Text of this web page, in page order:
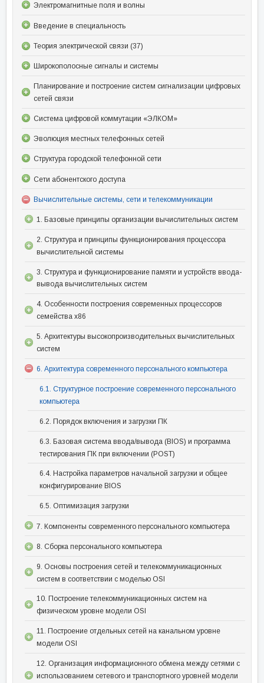
Электромагнитные поля и волны
Введение в специальность
Теория электрической связи (37)
Широкополосные сигналы и системы
Планирование и построение систем сигнализации цифровых
сетей связи
Система цифровой коммутации «ЭЛКОМ»
Эволюция местных телефонных сетей
Структура городской телефонной сети
Сети абонентского доступа
Вычислительные системы, сети и телекоммуникации
1. Базовые принципы организации вычислительных систем
2. Структура и принципы функционирования процессора
вычислительной системы
3. Структура и функционирование памяти и устройств ввода-
вывода вычислительных систем
4. Особенности построения современных процессоров
семейства x86
5. Архитектуры высокопроизводительных вычислительных
систем
6. Архитектура современного персонального компьютера
6.1. Структурное построение современного персонального
компьютера
6.2. Порядок включения и загрузки ПК
6.3. Базовая система ввода/вывода (BIOS) и программа
тестирования ПК при включении (POST)
6.4. Настройка параметров начальной загрузки и общее
конфигурирование BIOS
6.5. Оптимизация загрузки
7. Компоненты современного персонального компьютера
8. Сборка персонального компьютера
9. Основы построения сетей и телекоммуникационных
систем в соответствии с моделью OSI
10. Построение телекоммуникационных систем на
физическом уровне модели OSI
11. Построение отдельных сетей на канальном уровне
модели OSI
12. Организация информационного обмена между сетями с
использованием сетевого и транспортного уровней модели